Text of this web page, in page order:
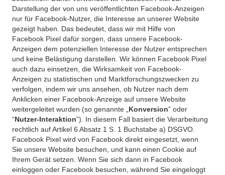
Darstellung der von uns veröffentlichten Facebook-Anzeigen
nur für Facebook-Nutzer, die Interesse an unserer Website
gezeigt haben. Das bedeutet, dass wir mit Hilfe von
Facebook Pixel dafür sorgen, dass unsere Facebook-
Anzeigen dem potenziellen Interesse der Nutzer entsprechen
und keine Belästigung darstellen. Wir können Facebook Pixel
auch dazu einsetzen, die Wirksamkeit von Facebook-
Anzeigen zu statistischen und Marktforschungszwecken zu
verfolgen, indem wir uns ansehen, ob Nutzer nach dem
Anklicken einer Facebook-Anzeige auf unsere Website
weitergeleitet wurden (so genannte „ Konversion” oder
“Nutzer-Interaktion”). In diesem Fall basiert die Verarbeitung
rechtlich auf Artikel 6 Absatz 1 S. 1 Buchstabe a) DSGVO.
Facebook Pixel wird von Facebook direkt eingesetzt, wenn
Sie unsere Website besuchen, und kann einen Cookie auf
Ihrem Gerät setzen. Wenn Sie sich dann in Facebook
einloggen oder Facebook besuchen, während Sie eingeloggt